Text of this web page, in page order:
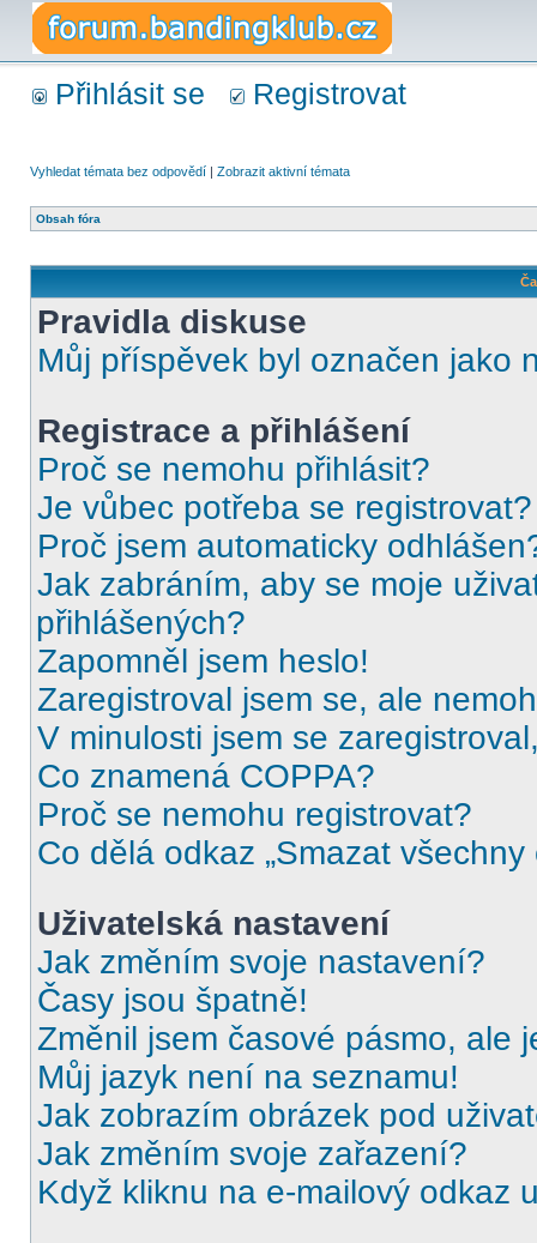
Přihlásit se Registrovat
Vyhledat témata bez odpovědí | Zobrazit aktivní témata
Obsah fóra
Pravidla diskuse
Můj příspěvek byl označen jako
Registrace a přihlášení
Proč se nemohu přihlásit?
Je vůbec potřeba se registrovat?
Proč jsem automaticky
Jak zabráním, aby se moje
přihlášených?
Zapomněl jsem heslo!
Zaregistroval jsem se, ale
V minulosti jsem se
Co znamená COPPA?
Proč se nemohu registrovat?
Co dělá odkaz „Smazat všechny
Uživatelská nastavení
Jak změním svoje nastavení?
Časy jsou špatně!
Změnil jsem časové pásmo, ale
Můj jazyk není na seznamu!
Jak zobrazím obrázek pod
Jak změním svoje zařazení?
Když kliknu na e-mailový odkaz